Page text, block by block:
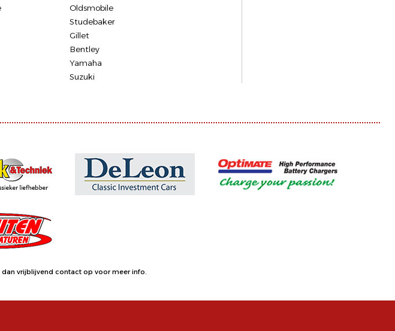
Oldsmobile
Studebaker
Gillet
Bentley
Yamaha
Suzuki
dan vrijblijvend contact op voor meer info.